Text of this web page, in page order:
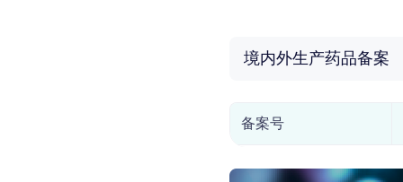
境内外生产药品备案
备案号